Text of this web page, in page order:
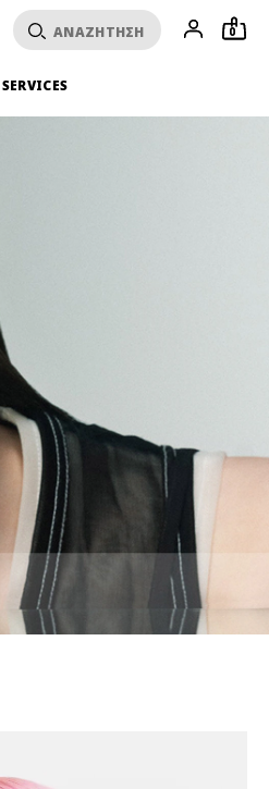
0
SERVICES